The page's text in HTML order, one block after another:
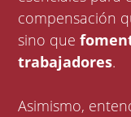
compensación
sino que
trabajadores.
Asimismo,